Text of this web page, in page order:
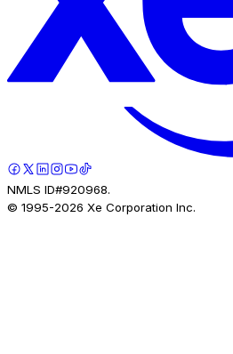
NMLS ID#920968.
© 1995-2026 Xe Corporation Inc.